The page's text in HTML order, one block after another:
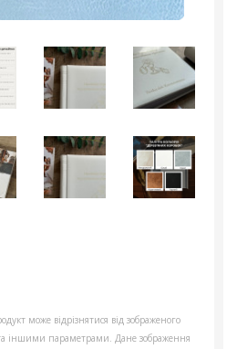
може відрізнятися від зображеного
іншими параметрами. Дане зображення